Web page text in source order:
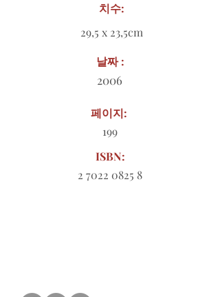
치수:
29,5 x 23,5cm
날짜 :
2006
페이지:
199
ISBN:
2 7022 0825 8